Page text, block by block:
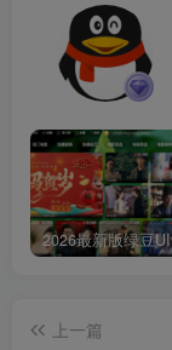
上一篇